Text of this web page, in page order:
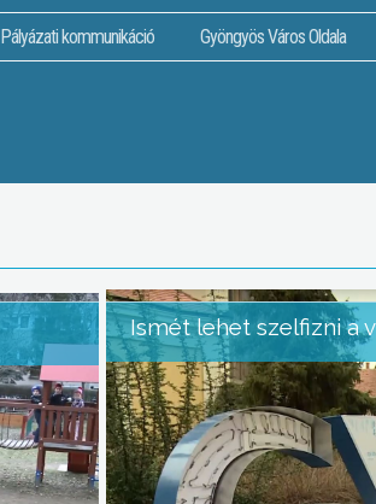
Pályázati kommunikáció Gyöngyös Város Oldala
Ismét lehet szelfizni a